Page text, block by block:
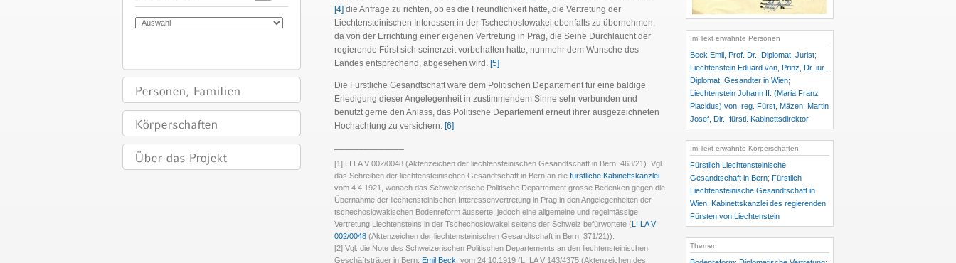
[4] die Anfrage zu richten, ob es die Freundlichkeit hätte, die Vertretung der
Liechtensteinischen Interessen in der Tschechoslowakei ebenfalls zu übernehmen,
da von der Errichtung einer eigenen Vertretung in Prag, die Seine Durchlaucht der
regierende Fürst sich seinerzeit vorbehalten hatte, nunmehr dem Wunsche des
Landes entsprechend, abgesehen wird. [5]
Die Fürstliche Gesandtschaft wäre dem Politischen Departement für eine baldige
Erledigung dieser Angelegenheit in zustimmendem Sinne sehr verbunden und
benutzt gerne den Anlass, das Politische Departement erneut ihrer ausgezeichneten
Hochachtung zu versichern. [6]
[1] LI LA V 002/0048 (Aktenzeichen der liechtensteinischen Gesandtschaft in Bern: 463/21). Vgl.
das Schreiben der liechtensteinischen Gesandtschaft in Bern an die fürstliche Kabinettskanzlei
vom 4.4.1921, wonach das Schweizerische Politische Departement grosse Bedenken gegen die
Übernahme der liechtensteinischen Interessenvertretung in Prag in den Angelegenheiten der
tschechoslowakischen Bodenreform äusserte, jedoch eine allgemeine und regelmässige
Vertretung Liechtensteins in der Tschechoslowakei seitens der Schweiz befürwortete (LI LA V
002/0048 (Aktenzeichen der liechtensteinischen Gesandtschaft in Bern: 371/21)).
[2] Vgl. die Note des Schweizerischen Politischen Departements an den liechtensteinischen
Geschäftsträger in Bern, Emil Beck , vom 24.10.1919 (LI LA V 143/4375 (Aktenzeichen des
Im Text erwähnte Personen
Beck Emil, Prof. Dr., Diplomat, Jurist;
Liechtenstein Eduard von, Prinz, Dr. iur.,
Diplomat, Gesandter in Wien;
Liechtenstein Johann II. (Maria Franz
Placidus) von, reg. Fürst, Mäzen; Martin
Josef, Dir., fürstl. Kabinettsdirektor
Im Text erwähnte Körperschaften
Fürstlich Liechtensteinische
Gesandtschaft in Bern; Fürstlich
Liechtensteinische Gesandtschaft in
Wien; Kabinettskanzlei des regierenden
Fürsten von Liechtenstein
Themen